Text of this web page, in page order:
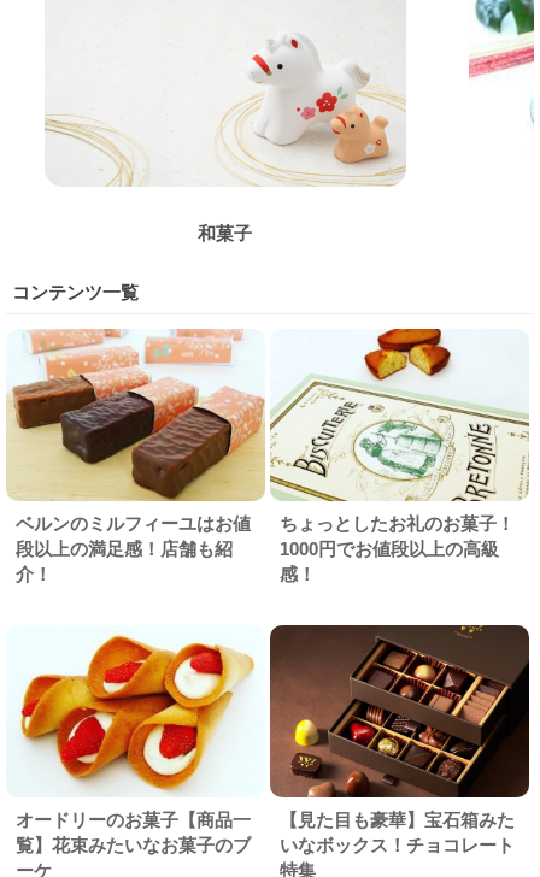
和菓子
コンテンツ一覧
ベルンのミルフィーユはお値
段以上の満足感！店舗も紹
介！
ちょっとしたお礼のお菓子！
1000円でお値段以上の高級
感！
オードリーのお菓子【商品一
覧】花束みたいなお菓子のブ
ーケ
【見た目も豪華】宝石箱みた
いなボックス！チョコレート
特集